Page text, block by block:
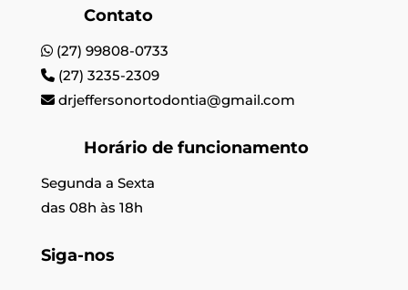
Contato
(27) 99808-0733
(27) 3235-2309
drjeffersonortodontia@gmail.com
Horário de funcionamento
Segunda a Sexta
das 08h às 18h
Siga-nos